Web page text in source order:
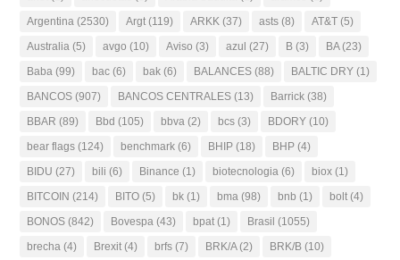
Argentina (2530) Argt (119) ARKK (37) asts (8) AT&T (5)
Australia (5) avgo (10) Aviso (3) azul (27) B (3) BA(23)
Baba (99) bac (6) bak (6) BALANCES (88) BALTIC DRY (1)
BANCOS (907) BANCOS CENTRALES (13) Barrick (38)
BBAR (89) Bbd (105) bbva (2) bcs (3) BDORY (10)
bear flags (124) benchmark (6) BHIP (18) BHP (4)
BIDU (27) bili (6) Binance (1) biotecnologia (6) biox (1)
BITCOIN (214) BITO (5) bk (1) bma (98) bnb (1) bolt (4)
BONOS (842) Bovespa (43) bpat (1) Brasil (1055)
brecha (4) Brexit (4) brfs (7) BRK/A(2) BRK/B (10)